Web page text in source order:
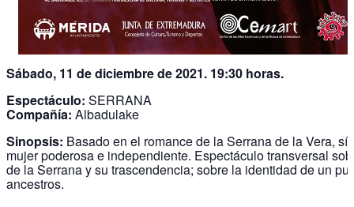
Sábado, 11 de diciembre de 2021. 19:30 horas.
Espectáculo: SERRANA
Compañía: Albadulake
Sinopsis: Basado en el romance de la Serrana de la Vera,
mujer poderosa e independiente. Espectáculo transversal
de la Serrana y su trascendencia; sobre la identidad de un
ancestros.